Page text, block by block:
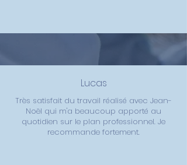
Lucas
Très satisfait du travail réalisé avec Jean-
Noël qui m'a beaucoup apporté au
quotidien sur le plan professionnel. Je
recommande fortement.